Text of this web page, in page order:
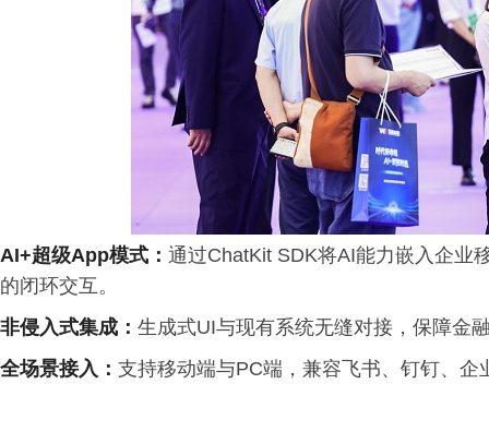
AI+超级App模式： 通过ChatKit SDK将AI能力嵌入企业
的闭环交互。
非侵入式集成： 生成式UI与现有系统无缝对接，保障金
全场景接入： 支持移动端与PC端，兼容飞书、钉钉、企